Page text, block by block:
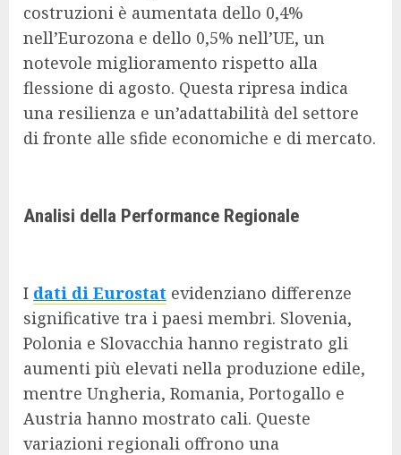
costruzioni è aumentata dello 0,4%
nell’Eurozona e dello 0,5% nell’UE, un
notevole miglioramento rispetto alla
flessione di agosto. Questa ripresa indica
una resilienza e un’adattabilità del settore
di fronte alle sfide economiche e di mercato.
Analisi della Performance Regionale
I dati di Eurostat evidenziano differenze
significative tra i paesi membri. Slovenia,
Polonia e Slovacchia hanno registrato gli
aumenti più elevati nella produzione edile,
mentre Ungheria, Romania, Portogallo e
Austria hanno mostrato cali. Queste
variazioni regionali offrono una